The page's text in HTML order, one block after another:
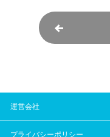
運営会社
プライバシーポリシー